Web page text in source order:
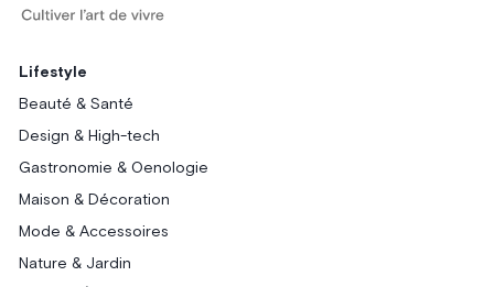
Lifestyle
Beauté & Santé
Design & High-tech
Gastronomie & Oenologie
Maison & Décoration
Mode & Accessoires
Nature & Jardin